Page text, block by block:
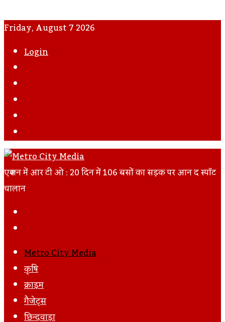
Friday, August 7 2026
Login
एक्शन में आर टी ओ : 20 दिन में 106 बसों का सड़क पर आन द स्पॉट
चालान
Metro City Media
कृषि
क्राइम
गैजेट्स
छिन्दवाड़ा